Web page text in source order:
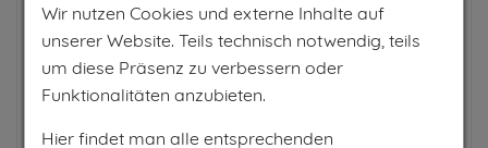
Hotel Restaurant Landgasthaus
36
Wir nutzen Cookies und externe Inhalte auf
unserer Website. Teils technisch notwendig, teils
um diese Präsenz zu verbessern oder
Funktionalitäten anzubieten.
Hier findet man alle entsprechenden